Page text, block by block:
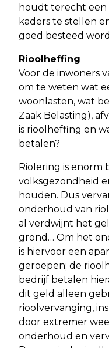
houdt terecht een
kaders te stellen
goed besteed
Rioolheffing
Voor de inwoners
om te weten wat
woonlasten, wat
Zaak Belasting),
is rioolheffing en
betalen?
Riolering is enorm
volksgezondheid
houden. Dus
onderhoud van
al verdwijnt het
grond… Om het
is hiervoor een
geroepen; de
bedrijf betalen
dit geld alleen
rioolvervanging,
door extremer
onderhoud en